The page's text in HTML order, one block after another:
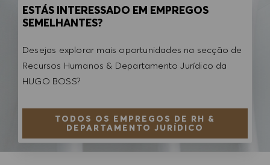
ESTÁS INTERESSADO EM EMPREGOS
SEMELHANTES?
Desejas explorar mais oportunidades na secção de
Recursos Humanos & Departamento Jurídico da
HUGO BOSS?
TODOS OS EMPREGOS DE RH &
DEPARTAMENTO JURÍDICO